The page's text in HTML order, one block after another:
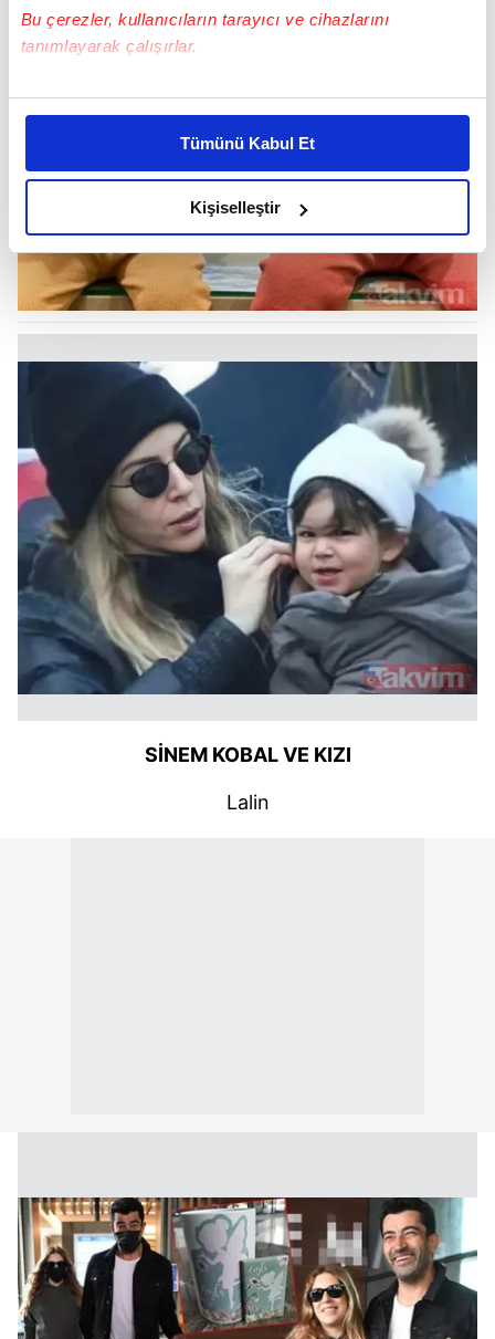
Bu çerezler, kullanıcıların tarayıcı ve cihazlarını
tanımlayarak çalışırlar.
Bu çerezlere izin vermeniz halinde sizlere özel
daha iyi reklam deneyimi yaşatabiliriz. Bunu yaparken
amacımızın size daha iyi bir reklam deneyimi sunmak
olduğunu ve sizlere en iyi içerikleri sunabilmek adına
elimizden gelen çabayı gösterdiğimizi ve bu noktada,
reklamların maliyetlerimizi karşılamak noktasında tek gelir
kalemimiz olduğunu sizlere hatırlatmak isteriz.
Her halükârda, kullanıcılar, bu çerezlere izin vermedikleri
takdirde, kullanıcılara hedefli reklamlar
gösterilmeyecektir."
Sizlere daha iyi bir hizmet sunabilmek için İnternet
Sitemizde kendimize ve üçüncü kişilere ait çerezler
kullanılmaktadır. Bu çerezler vasıtasıyla çeşitli kişisel
verileriniz işlenmekte olup gerekli olan çerezler bilgi
toplumu hizmetlerinin sunulması amacıyla
kullanılmaktadır. Diğer çerezler, sitemizin daha işlevsel
kılınması ve kişiselleştirilmesi ve sizlere yönelik
reklam/pazarlama faaliyetlerinin yapılması, amaçlarıyla
sınırlı olarak açık rızanız dahilinde kullanılacaktır.
için Ayarlar butonuna tıklayabilir,Çerez Bilgilendirme
Tümünü Kabul Et
Kişiselleştir
SİNEM KOBAL VE KIZI
Lalin